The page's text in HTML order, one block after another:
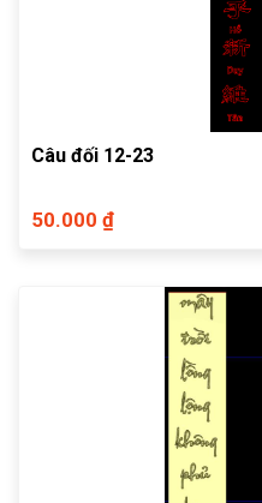
Câu đối 12-23
50.000 ₫